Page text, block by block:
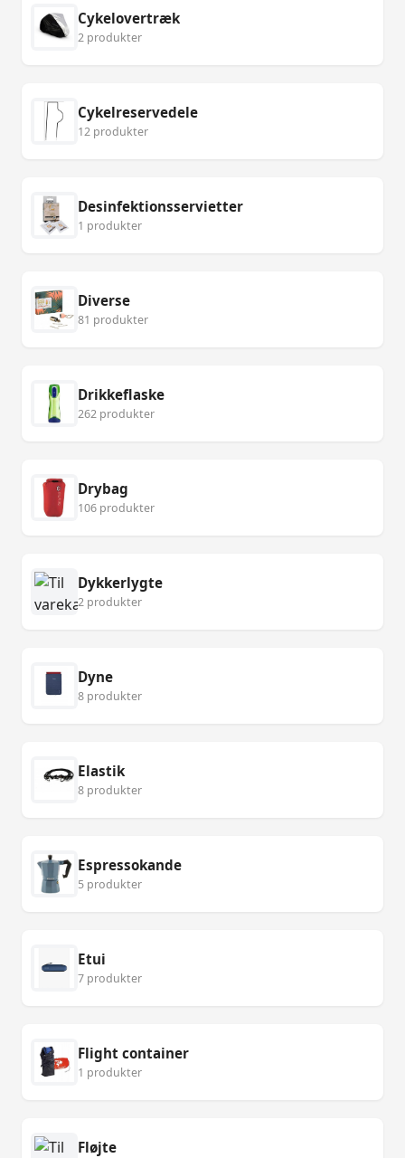
Cykelovertræk
2 produkter
Cykelreservedele
12 produkter
Desinfektionsservietter
1 produkter
Diverse
81 produkter
Drikkeflaske
262 produkter
Drybag
106 produkter
Dykkerlygte
2 produkter
Dyne
8 produkter
Elastik
8 produkter
Espressokande
5 produkter
Etui
7 produkter
Flight container
1 produkter
Fløjte